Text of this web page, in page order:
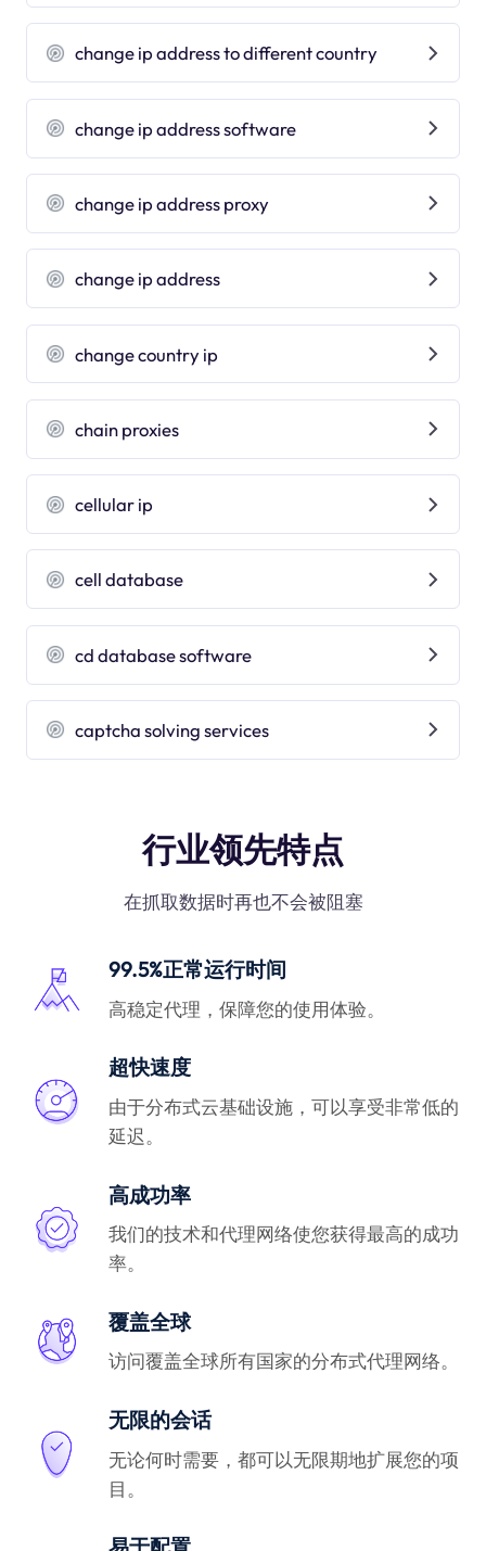
change ip address to different country
change ip address software
change ip address proxy
change ip address
change country ip
chain proxies
cellular ip
cell database
cd database software
captcha solving services
行业领先特点
在抓取数据时再也不会被阻塞
99.5%正常运行时间
高稳定代理，保障您的使用体验。
超快速度
由于分布式云基础设施，可以享受非常低的
延迟。
高成功率
我们的技术和代理网络使您获得最高的成功
率。
覆盖全球
访问覆盖全球所有国家的分布式代理网络。
无限的会话
无论何时需要，都可以无限期地扩展您的项
目。